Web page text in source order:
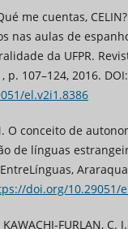
me cuentas,
nas aulas de
da UFPR.
p. 107–124, 2016. DOI:
el.v2i1.8386
O conceito de
de línguas
doi.org/10.29051/
FURLAN, C.